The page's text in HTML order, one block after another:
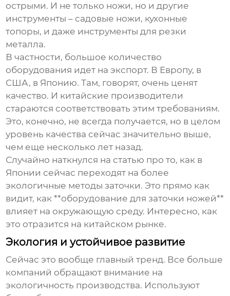
острыми. И не только ножи, но и другие
инструменты – садовые ножи, кухонные
топоры, и даже инструменты для резки
металла.
В частности, большое количество
оборудования идет на экспорт. В Европу, в
США, в Японию. Там, говорят, очень ценят
качество. И китайские производители
стараются соответствовать этим требованиям.
Это, конечно, не всегда получается, но в целом
уровень качества сейчас значительно выше,
чем еще несколько лет назад.
Случайно наткнулся на статью про то, как в
Японии сейчас переходят на более
экологичные методы заточки. Это прямо как
видит, как **оборудование для заточки ножей**
влияет на окружающую среду. Интересно, как
это отразится на китайском рынке.
Экология и устойчивое развитие
Сейчас это вообще главный тренд. Все больше
компаний обращают внимание на
экологичность производства. Используют